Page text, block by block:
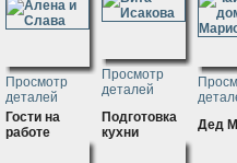
Просмотр
деталей
Просмотр
деталей
Гости на
работе
Подготовка
кухни
Дед